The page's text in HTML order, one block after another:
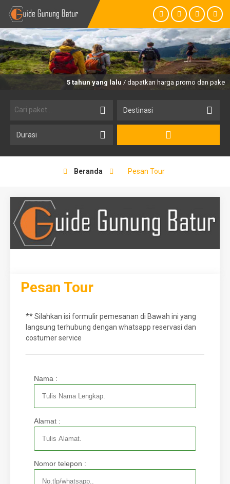
5 tahun yang lalu/ dapatkan harga promo dan paket
Beranda Pesan Tour
Pesan Tour
** Silahkan isi formulir pemesanan di Bawah ini yang
langsung terhubung dengan whatsapp reservasi dan
costumer service
Nama :
Alamat :
Nomor telepon :